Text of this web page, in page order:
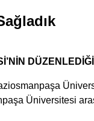
Üniversitesi